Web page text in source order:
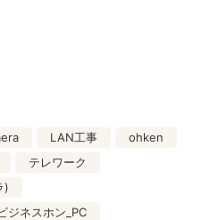
LAN工事
ohken
テレワーク
)
ジネスホン_PC